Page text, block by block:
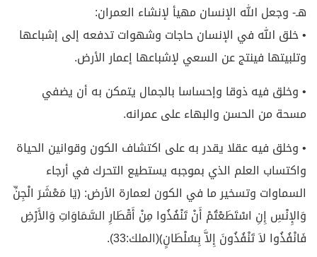
هـ- وجعل الله الإنسان مهيأ لإنشاء العمران:
• خلق الله في الإنسان حاجات وشهوات تدفعه إلى إشباعها
وتلبيتها فينتج عن السعي لإشباعها إعمار الأرض.
• وخلق فيه ذوقا وإحساسا بالجمال يتمكن به أن يضفي
مسحة من الحسن والبهاء على عمرانه.
• وخلق فيه عقلا يقدر به على اكتشاف الكون وقوانين الحياة
واكتساب العلم الذي بموجبه يستطيع التحرك في أرجاء
السماوات وتسخير ما في الكون لعمارة الأرض: ﴿يَا مَعْشَرَ الْجِنِّ
وَالإِنْسِ إِنِ اسْتَطَعْتُمْ أَنْ تَنْفُذُوا مِنْ أَقْطَارِ السَّمَاوَاتِ وَالأَرْضِ
فَانْفُذُوا لاَ تَنْفُذُونَ إِلاَّ بِسُلْطَانٍ﴾(الملك:33).